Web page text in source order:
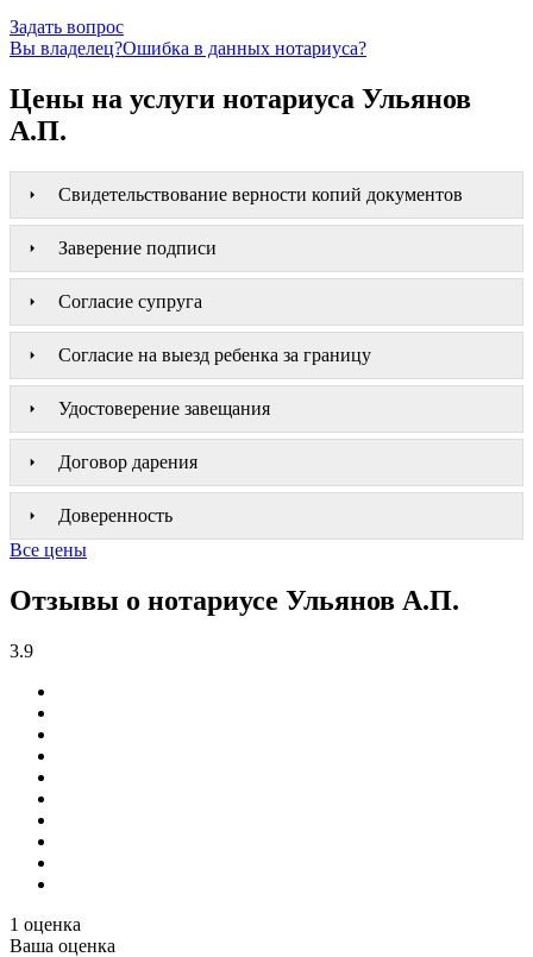
Задать вопрос
Вы владелец?Ошибка в данных нотариуса?
Цены на услуги нотариуса Ульянов
А.П.
Свидетельствование верности копий документов
Заверение подписи
Согласие супруга
Согласие на выезд ребенка за границу
Удостоверение завещания
Договор дарения
Доверенность
Все цены
Отзывы о нотариусе Ульянов А.П.
3.9
1 оценка
Ваша оценка